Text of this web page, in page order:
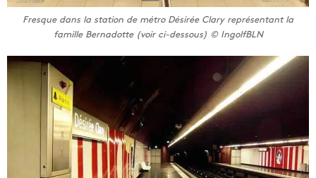
Fresque dans la station de métro Désirée Clary représentant la
famille Bernadotte (voir ci-dessous) © IngolfBLN